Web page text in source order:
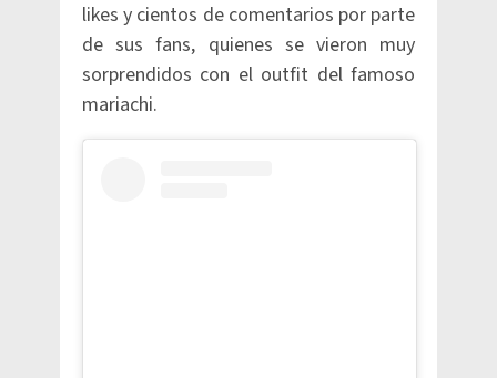
likes y cientos de comentarios por parte
de sus fans, quienes se vieron muy
sorprendidos con el outfit del famoso
mariachi.